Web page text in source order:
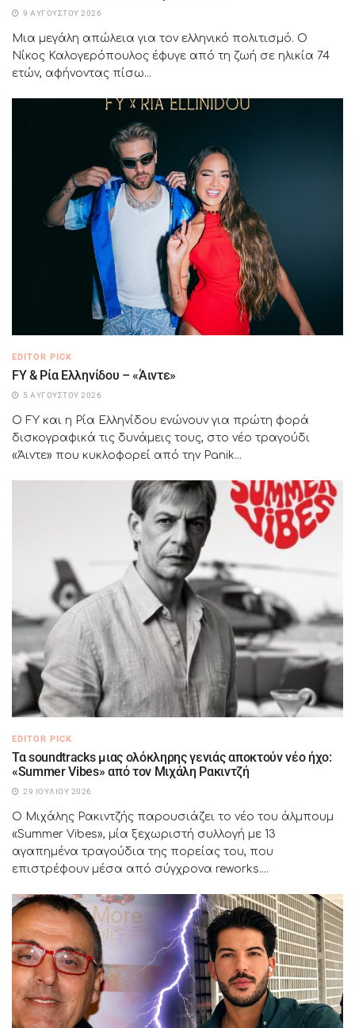
9 ΑΥΓΟΎΣΤΟΥ 2026
Μια μεγάλη απώλεια για τον ελληνικό πολιτισμό. Ο
Νίκος Καλογερόπουλος έφυγε από τη ζωή σε ηλικία 74
ετών, αφήνοντας πίσω...
EDITOR PICK
FY & Ρία Ελληνίδου – «Άιντε»
5 ΑΥΓΟΎΣΤΟΥ 2026
Ο FY και η Ρία Ελληνίδου ενώνουν για πρώτη φορά
δισκογραφικά τις δυνάμεις τους, στο νέο τραγούδι
«Άιντε» που κυκλοφορεί από την Panik...
EDITOR PICK
Τα soundtracks μιας ολόκληρης γενιάς αποκτούν νέο ήχο:
«Summer Vibes» από τον Μιχάλη Ρακιντζή
29 ΙΟΥΛΊΟΥ 2026
Ο Μιχάλης Ρακιντζής παρουσιάζει το νέο του άλμπουμ
«Summer Vibes», μία ξεχωριστή συλλογή με 13
αγαπημένα τραγούδια της πορείας του, που
επιστρέφουν μέσα από σύγχρονα reworks....